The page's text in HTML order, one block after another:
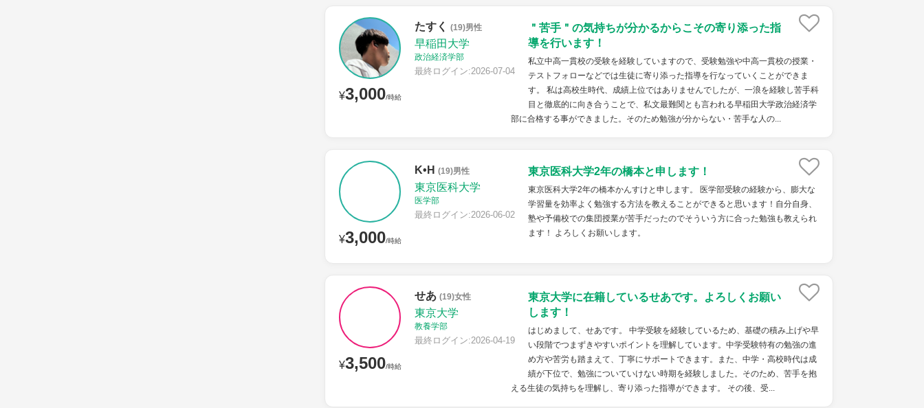
¥3,000/時給
たすく (19)男性
早稲田大学
政治経済学部
最終ログイン:2026-07-04
＂苦手＂の気持ちが分かるからこその寄り添った指
導を行います！
私立中高一貫校の受験を経験していますので、受験勉強や中高一貫校の授業・
テストフォローなどでは生徒に寄り添った指導を行なっていくことができま
す。 私は高校生時代、成績上位ではありませんでしたが、一浪を経験し苦手科
目と徹底的に向き合うことで、私文最難関とも言われる早稲田大学政治経済学
部に合格する事ができました。そのため勉強が分からない・苦手な人の...
¥3,000/時給
K•H (19)男性
東京医科大学
医学部
最終ログイン:2026-06-02
東京医科大学2年の橋本と申します！
東京医科大学2年の橋本かんすけと申します。 医学部受験の経験から、膨大な
学習量を効率よく勉強する方法を教えることができると思います！自分自身、
塾や予備校での集団授業が苦手だったのでそういう方に合った勉強も教えられ
ます！ よろしくお願いします。
¥3,500/時給
せあ (19)女性
東京大学
教養学部
最終ログイン:2026-04-19
東京大学に在籍しているせあです。よろしくお願い
します！
はじめまして、せあです。 中学受験を経験しているため、基礎の積み上げや早
い段階でつまずきやすいポイントを理解しています。中学受験特有の勉強の進
め方や苦労も踏まえて、丁寧にサポートできます。また、中学・高校時代は成
績が下位で、勉強についていけない時期を経験しました。そのため、苦手を抱
える生徒の気持ちを理解し、寄り添った指導ができます。 その後、受...